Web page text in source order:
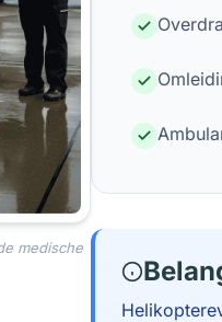
medische